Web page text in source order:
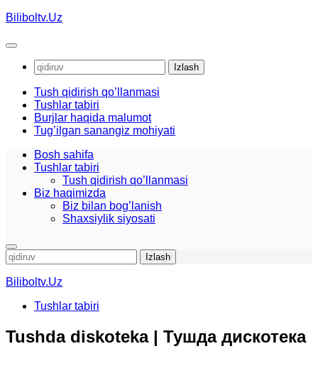
Skip
content
Biliboltv.Uz
Qidirshish:
Tush qidirish qo’llanmasi
Tushlar tabiri
Burjlar haqida malumot
Tug’ilgan sanangiz mohiyati
Bosh sahifa
Tushlar tabiri
Tush qidirish qo’llanmasi
Biz haqimizda
Biz bilan bog’lanish
Shaxsiylik siyosati
Qidirshish:
Biliboltv.Uz
Tushlar tabiri
Tushda diskoteka | Тушда дискотека